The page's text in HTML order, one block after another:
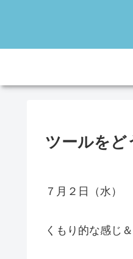
ツールを
７月２日（水）
くもり的な感